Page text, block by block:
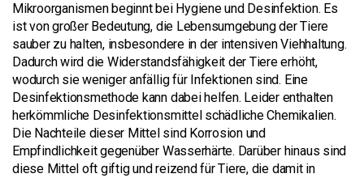
Mikroorganismen beginnt bei Hygiene und Desinfektion. Es
ist von großer Bedeutung, die Lebensumgebung der Tiere
sauber zu halten, insbesondere in der intensiven Viehhaltung.
Dadurch wird die Widerstandsfähigkeit der Tiere erhöht,
wodurch sie weniger anfällig für Infektionen sind. Eine
Desinfektionsmethode kann dabei helfen. Leider enthalten
herkömmliche Desinfektionsmittel schädliche Chemikalien.
Die Nachteile dieser Mittel sind Korrosion und
Empfindlichkeit gegenüber Wasserhärte. Darüber hinaus sind
diese Mittel oft giftig und reizend für Tiere, die damit in